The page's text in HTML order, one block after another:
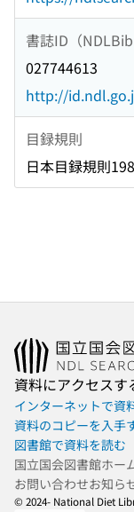
書誌ID（
027744613
http://
目録規則
日本目録規則
資料にアクセスす
インターネットで資
資料のコピーを入手
図書館で資料を読む
国立国会図書館ホー
お問い合わせお知ら
© 2024- National Diet